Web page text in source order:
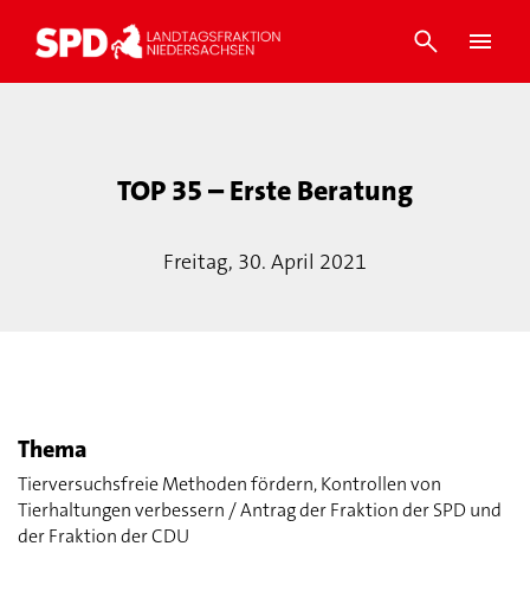
TOP 35 – Erste Beratung
Freitag, 30. April 2021
Thema
Tierversuchsfreie Methoden fördern, Kontrollen von
Tierhaltungen verbessern / Antrag der Fraktion der SPD und
der Fraktion der CDU